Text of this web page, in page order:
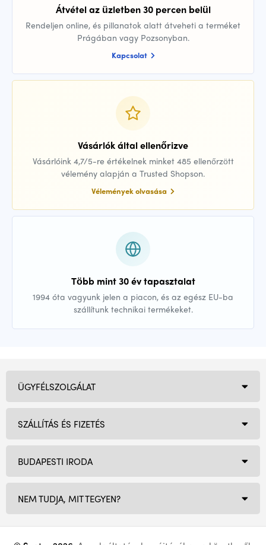
Átvétel az üzletben 30 percen belül
Rendeljen online, és pillanatok alatt átveheti a terméket
Prágában vagy Pozsonyban.
Kapcsolat
Vásárlók által ellenőrizve
Vásárlóink 4,7/5-re értékelnek minket 485 ellenőrzött
vélemény alapján a Trusted Shopson.
Vélemények olvasása
Több mint 30 év tapasztalat
1994 óta vagyunk jelen a piacon, és az egész EU-ba
szállítunk technikai termékeket.
BUDAPESTI IRODA
NEM TUDJA, MIT TEGYEN?
ÜGYFÉLSZOLGÁLAT
SZÁLLÍTÁS ÉS FIZETÉS